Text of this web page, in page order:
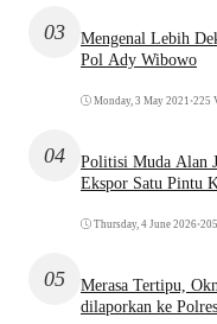
03
Mengenal Lebih
Pol Ady Wibowo
Monday, 3 May 2021 •225
04
Politisi Muda Alan
Ekspor Satu Pintu
Thursday, 4 June 2026•
05
Merasa Tertipu,
dilaporkan ke